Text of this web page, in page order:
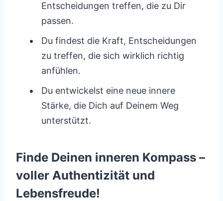
Entscheidungen treffen, die zu Dir
passen.
Du findest die Kraft, Entscheidungen
zu treffen, die sich wirklich richtig
anfühlen.
Du entwickelst eine neue innere
Stärke, die Dich auf Deinem Weg
unterstützt.
Finde Deinen inneren Kompass –
voller Authentizität und
Lebensfreude!